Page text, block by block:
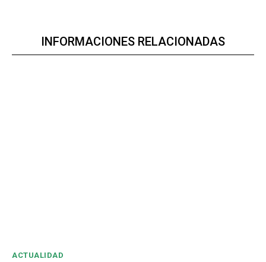
INFORMACIONES RELACIONADAS
ACTUALIDAD